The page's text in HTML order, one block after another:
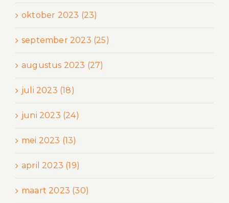
oktober 2023 (23)
september 2023 (25)
augustus 2023 (27)
juli 2023 (18)
juni 2023 (24)
mei 2023 (13)
april 2023 (19)
maart 2023 (30)